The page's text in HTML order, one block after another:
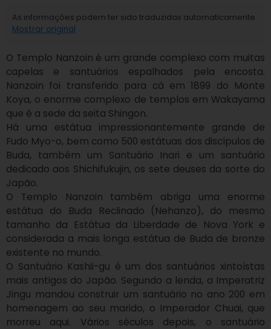
As informações podem ter sido traduzidas automaticamente.
Mostrar original
O Templo Nanzoin é um grande complexo com muitas
capelas e santuários espalhados pela encosta.
Nanzoin foi transferido para cá em 1899 do Monte
Koya, o enorme complexo de templos em Wakayama
que é a sede da seita Shingon.
Há uma estátua impressionantemente grande de
Fudo Myo-o, bem como 500 estátuas dos discípulos de
Buda, também um Santuário Inari e um santuário
dedicado aos Shichifukujin, os sete deuses da sorte do
Japão.
O Templo Nanzoin também abriga uma enorme
estátua do Buda Reclinado (Nehanzo), do mesmo
tamanho da Estátua da Liberdade de Nova York e
considerada a mais longa estátua de Buda de bronze
existente no mundo.
O Santuário Kashii-gu é um dos santuários xintoístas
mais antigos do Japão. Segundo a lenda, a Imperatriz
Jingu mandou construir um santuário no ano 200 em
homenagem ao seu marido, o Imperador Chuai, que
morreu aqui. Vários séculos depois, o santuário